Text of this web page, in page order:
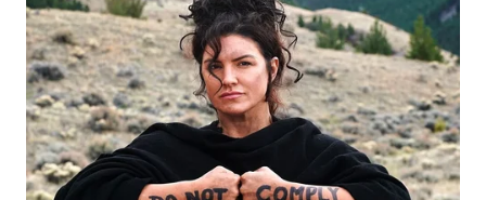
WN
KALTIM
WN
SULSEL
WN
GORONTALO